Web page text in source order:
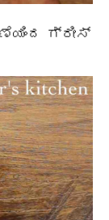
ಗ್ರೀಸ್